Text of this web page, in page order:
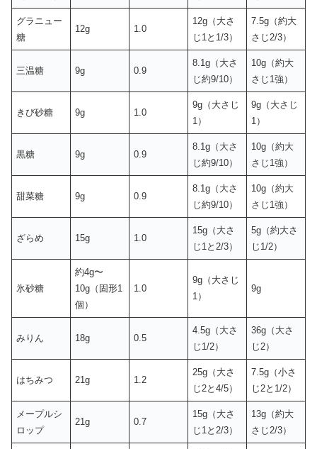
グラニュー
糖
12g 1.0
12g（大さ
じ1と1/3）
7.5g（約大
さじ2/3）
三温糖 9g 0.9
8.1g（大さ
じ約9/10）
10g（約大
さじ1強）
きび砂糖 9g 1.0
9g（大さじ
1）
9g（大さじ
1）
黒糖 9g 0.9
8.1g（大さ
じ約9/10）
10g（約大
さじ1強）
甜菜糖 9g 0.9
8.1g（大さ
じ約9/10）
10g（約大
さじ1強）
ざらめ 15g 1.0
15g（大さ
じ1と2/3）
5g（約大さ
じ1/2）
氷砂糖
約4g〜
10g（固形1
個）
1.0
9g（大さじ
1）
9g
みりん 18g 0.5
4.5g（大さ
じ1/2）
36g（大さ
じ2）
はちみつ 21g 1.2
25g（大さ
じ2と4/5）
7.5g（小さ
じ2と1/2）
メープルシ
ロップ
21g 0.7
15g（大さ
じ1と2/3）
13g（約大
さじ2/3）